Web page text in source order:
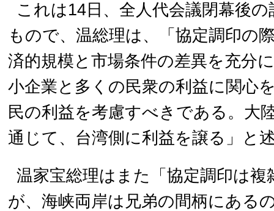
これは14日、全人代会議閉幕後
もので、温総理は、「協定調印の
済的規模と市場条件の差異を充分
小企業と多くの民衆の利益に関心
民の利益を考慮すべきである。大
通じて、台湾側に利益を譲る」と
温家宝総理はまた「協定調印は複
が、海峡両岸は兄弟の間柄にある